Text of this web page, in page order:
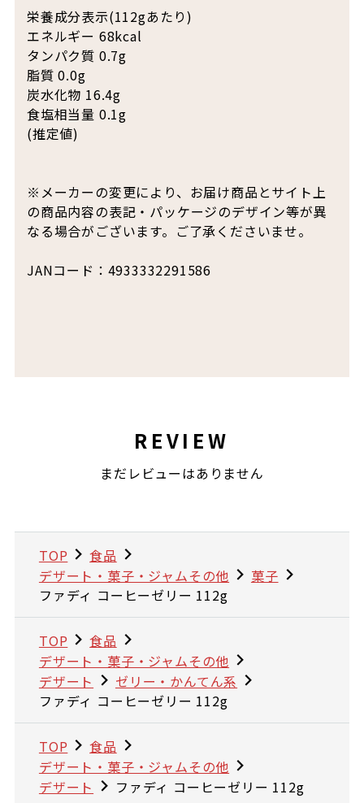
栄養成分表示(112gあたり)
エネルギー 68kcal
タンパク質 0.7g
脂質 0.0g
炭水化物 16.4g
食塩相当量 0.1g
(推定値)
※メーカーの変更により、お届け商品とサイト上
の商品内容の表記・パッケージのデザイン等が異
なる場合がございます。ご了承くださいませ。
JANコード：4933332291586
REVIEW
まだレビューはありません
TOP
食品
デザート・菓子・ジャムその他
菓子
ファディ コーヒーゼリー 112g
TOP
食品
デザート・菓子・ジャムその他
デザート
ゼリー・かんてん系
ファディ コーヒーゼリー 112g
TOP
食品
デザート・菓子・ジャムその他
デザート
ファディ コーヒーゼリー 112g